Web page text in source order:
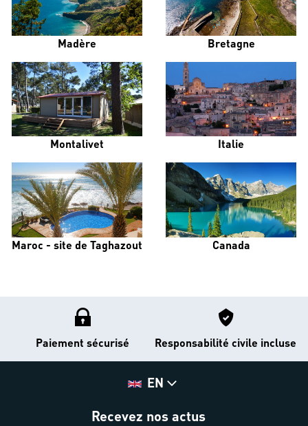
Madère Bretagne
Montalivet Italie
Maroc - site de Taghazout Canada
Paiement sécurisé Responsabilité civile incluse
EN
Recevez nos actus